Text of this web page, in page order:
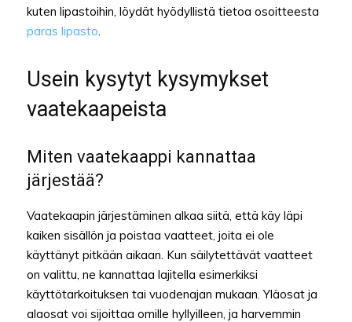
kuten lipastoihin, löydät hyödyllistä tietoa osoitteesta
paras lipasto
Usein kysytyt kysymykset
vaatekaapeista
Miten vaatekaappi kannattaa
järjestää?
Vaatekaapin järjestäminen alkaa siitä, että käy läpi
kaiken sisällön ja poistaa vaatteet, joita ei ole
käyttänyt pitkään aikaan. Kun säilytettävät vaatteet
on valittu, ne kannattaa lajitella esimerkiksi
käyttötarkoituksen tai vuodenajan mukaan. Yläosat ja
alaosat voi sijoittaa omille hyllyilleen, ja harvemmin